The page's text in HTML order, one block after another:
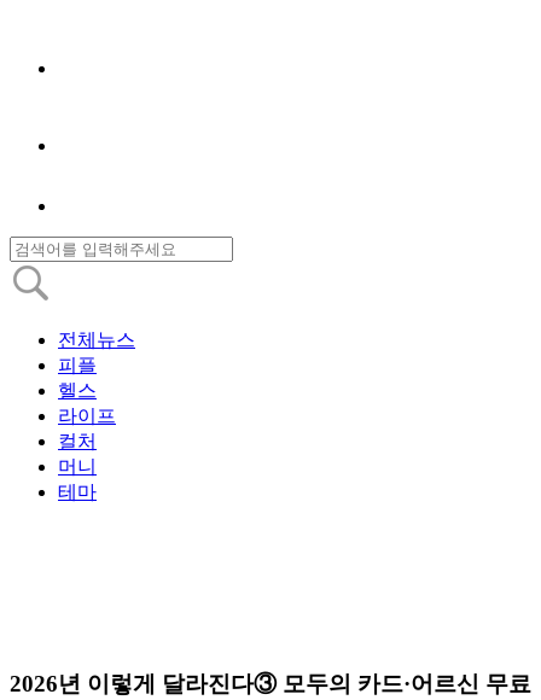
전체뉴스
피플
헬스
라이프
컬처
머니
테마
2026년 이렇게 달라진다③ 모두의 카드·어르신 무료